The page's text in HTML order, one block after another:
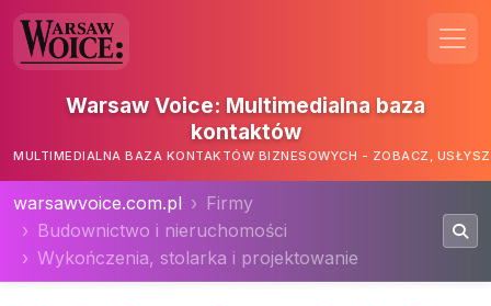
Warsaw Voice: Multimedialna baza
kontaktów
MULTIMEDIALNA BAZA KONTAKTÓW BIZNESOWYCH - ZOBACZ,
warsawvoice.com.pl
Firmy
Budownictwo i nieruchomości
Wykończenia, stolarka i projektowanie